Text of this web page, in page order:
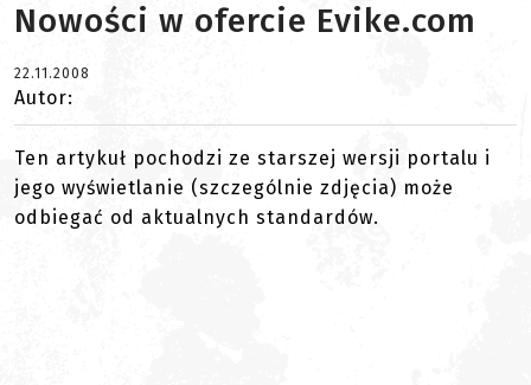
Nowości w ofercie Evike.com
22.11.2008
Autor:
Ten artykuł pochodzi ze starszej wersji portalu i
jego wyświetlanie (szczególnie zdjęcia) może
odbiegać od aktualnych standardów.